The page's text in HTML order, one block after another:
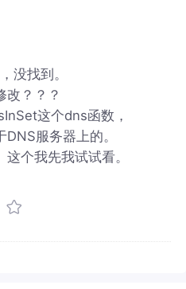
没找到。
改？？？
这个dns函数，
服务器上的。
个我先我试试看。